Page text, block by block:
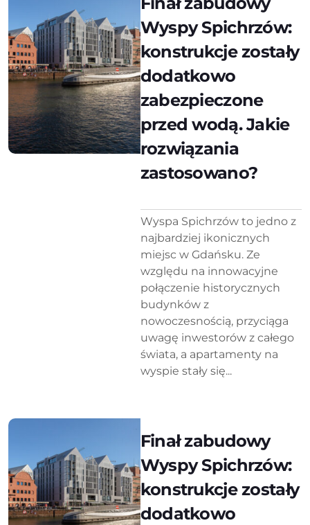
Wyspy Spichrzów:
konstrukcje zostały
dodatkowo
zabezpieczone
przed wodą. Jakie
rozwiązania
zastosowano?
Wyspa Spichrzów to jedno z
najbardziej ikonicznych
miejsc w Gdańsku. Ze
względu na innowacyjne
połączenie historycznych
budynków z
nowoczesnością, przyciąga
uwagę inwestorów z całego
świata, a apartamenty na
wyspie stały się...
Finał zabudowy
Wyspy Spichrzów:
konstrukcje zostały
dodatkowo